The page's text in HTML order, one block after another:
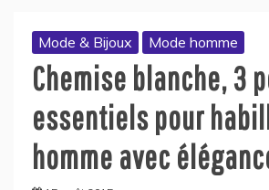
Mode & Bijoux Mode homme
Chemise blanche, 3
essentiels pour
homme avec